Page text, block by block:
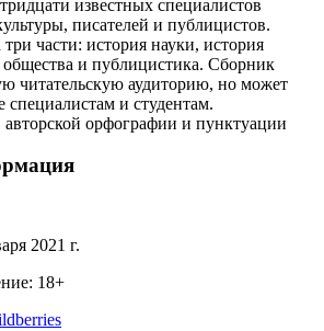
известных специалистов
писателей и публицистов.
части: история науки, история
общества и публицистика. Сборник
читательскую аудиторию, но может
и студентам.
орфографии и пунктуации
2021 г.
18+